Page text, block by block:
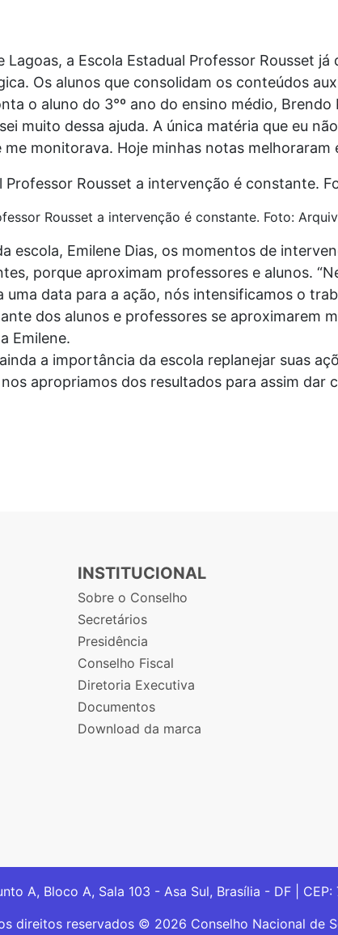
Lagoas, a Escola Estadual Professor Rousset
Os alunos que consolidam os conteúdos
o aluno do 3°º ano do ensino médio, Brendo
muito dessa ajuda. A única matéria que eu
monitorava. Hoje minhas notas melhoraram
Rousset a intervenção é constante. Foto:
escola, Emilene Dias, os momentos de
porque aproximam professores e alunos.
uma data para a ação, nós intensificamos o
dos alunos e professores se aproximarem
Emilene.
a importância da escola replanejar suas
apropriamos dos resultados para assim dar
INSTITUCIONAL
Sobre o Conselho
Secretários
Presidência
Conselho Fiscal
Diretoria Executiva
Documentos
Download da marca
A, Bloco A, Sala 103 - Asa Sul, Brasília - DF |
direitos reservados © 2026 Conselho Nacional de